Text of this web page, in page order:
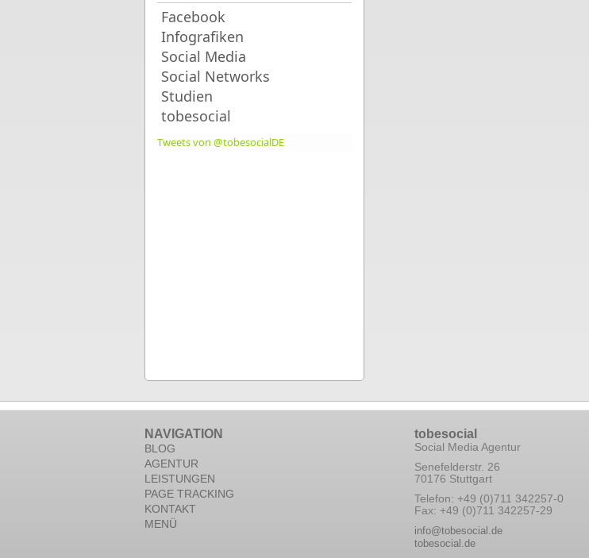
Facebook
Infografiken
Social Media
Social Networks
Studien
tobesocial
Tweets von @tobesocialDE
NAVIGATION
BLOG
AGENTUR
LEISTUNGEN
PAGE TRACKING
KONTAKT
MENÜ
tobesocial
Social Media Agentur
Senefelderstr. 26
70176 Stuttgart
Telefon: +49 (0)711 342257-0
Fax: +49 (0)711 342257-29
info@tobesocial.de
tobesocial.de